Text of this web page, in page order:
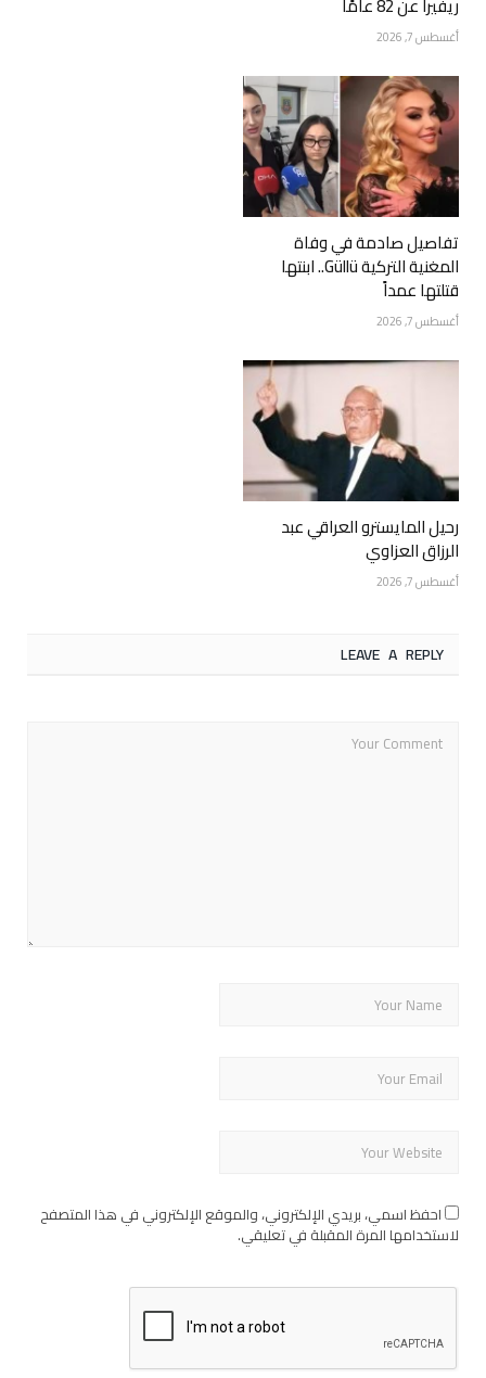
أغسطس 7, 2026
تفاصيل صادمة في وفاة
المغنية التركية Güllü.. ابنتها
قتلتها عمداً
أغسطس 7, 2026
رحيل المايسترو العراقي عبد
الرزاق العزاوي
أغسطس 7, 2026
LEAVE A REPLY
احفظ اسمي، بريدي الإلكتروني، والموقع الإلكتروني في هذا المتصفح
لاستخدامها المرة المقبلة في تعليقي.